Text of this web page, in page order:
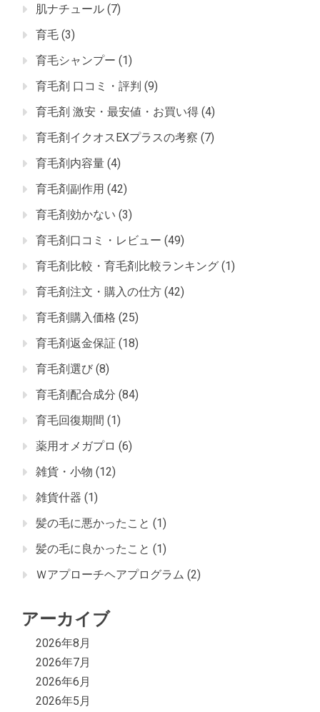
肌ナチュール (7)
育毛 (3)
育毛シャンプー (1)
育毛剤 口コミ・評判 (9)
育毛剤 激安・最安値・お買い得 (4)
育毛剤イクオスEXプラスの考察 (7)
育毛剤内容量 (4)
育毛剤副作用 (42)
育毛剤効かない (3)
育毛剤口コミ・レビュー (49)
育毛剤比較・育毛剤比較ランキング (1)
育毛剤注文・購入の仕方 (42)
育毛剤購入価格 (25)
育毛剤返金保証 (18)
育毛剤選び (8)
育毛剤配合成分 (84)
育毛回復期間 (1)
薬用オメガプロ (6)
雑貨・小物 (12)
雑貨什器 (1)
髪の毛に悪かったこと (1)
髪の毛に良かったこと (1)
Ｗアプローチヘアプログラム (2)
アーカイブ
2026年8月
2026年7月
2026年6月
2026年5月